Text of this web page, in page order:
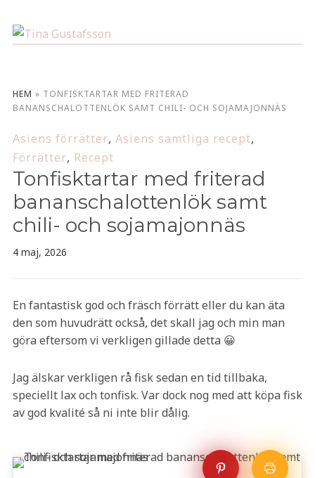
HEM » TONFISKTARTAR MED FRITERAD
BANANSCHALOTTENLÖK SAMT CHILI- OCH SOJAMAJONNÄS
Asiens förrätter, Asiens samtliga recept,
Förrätter, Recept
Tonfisktartar med friterad
bananschalottenlök samt
chili- och sojamajonnäs
4 maj, 2026
En fantastisk god och fräsch förrätt eller du kan äta
den som huvudrätt också, det skall jag och min man
göra eftersom vi verkligen gillade detta 😀
Jag älskar verkligen rå fisk sedan en tid tillbaka,
speciellt lax och tonfisk. Var dock nog med att köpa fisk
av god kvalité så ni inte blir dålig.